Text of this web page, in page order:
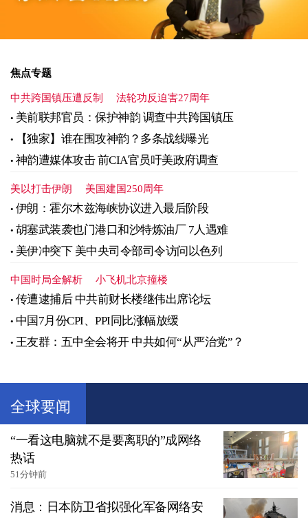
焦点专题
中共跨国镇压遭反制 法轮功反迫害27周年
美前联邦官员：保护神韵 调查中共跨国镇压
【独家】谁在围攻神韵？多条战线曝光
神韵遭媒体攻击 前CIA官员吁美政府调查
美以打击伊朗 美国建国250周年
伊朗：霍尔木兹海峡协议进入最后阶段
胡塞武装袭也门港口和沙特炼油厂 7人遇难
美伊冲突下 美中央司令部司令访问以色列
中国时局全解析 小飞机北京撞楼
传遭逮捕后 中共前财长楼继伟出席论坛
中国7月份CPI、PPI同比涨幅放缓
王友群：五中全会将开 中共如何“从严治党”？
全球要闻
“一看这电脑就不是要离职的”成网络
热话
51分钟前
消息：日本防卫省拟强化军备网络安